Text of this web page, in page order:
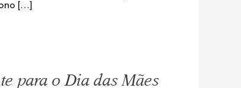
[…]
para o Dia das Mães